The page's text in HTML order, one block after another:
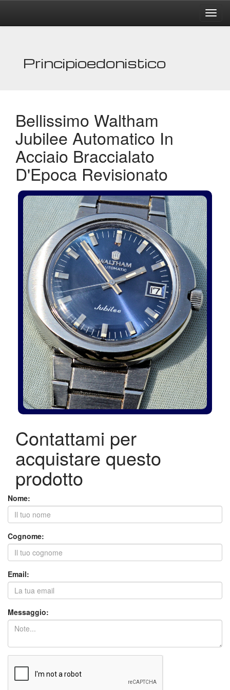
Principioedonistico
Bellissimo Waltham
Jubilee Automatico In
Acciaio Braccialato
D'Epoca Revisionato
Contattami per
acquistare questo
prodotto
Nome:
Cognome:
Email:
Messaggio: